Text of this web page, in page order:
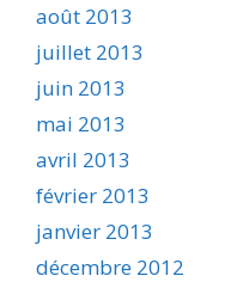
août 2013
juillet 2013
juin 2013
mai 2013
avril 2013
février 2013
janvier 2013
décembre 2012